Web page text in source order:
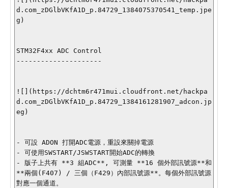
d.com_zDGlbVKfA1D_p.84729_1384075370541_temp.jpe
g)
STM32F4xx ADC Control
---------------------
![](https://dchtm6r471mui.cloudfront.net/hackpa
d.com_zDGlbVKfA1D_p.84729_1384161281907_adcon.jp
eg)
- 可設 ADON 打開ADC電源，重設來關掉電源
- 可使用SWSTART/JSWSTART開始ADC的轉換
- 版子上共有 **3 組ADC**, 可測量 **16 個外部訊號源**和
**兩個(F407) / 三個（F429）內部訊號源**。每個外部訊號源
對應一個通道。